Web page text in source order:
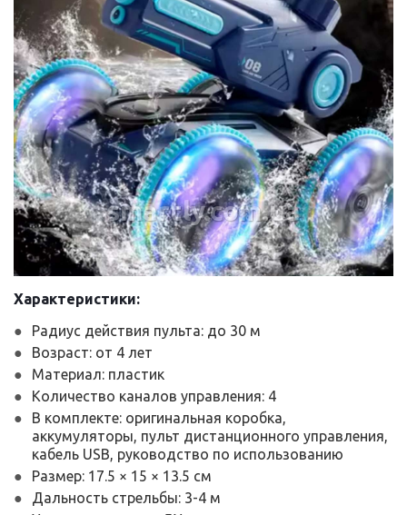
smartly.com.ua
Характеристики:
Радиус действия пульта: до 30 м
Возраст: от 4 лет
Материал: пластик
Количество каналов управления: 4
В комплекте: оригинальная коробка,
аккумуляторы, пульт дистанционного управления,
кабель USB, руководство по использованию
Размер: 17.5 × 15 × 13.5 см
Дальность стрельбы: 3-4 м